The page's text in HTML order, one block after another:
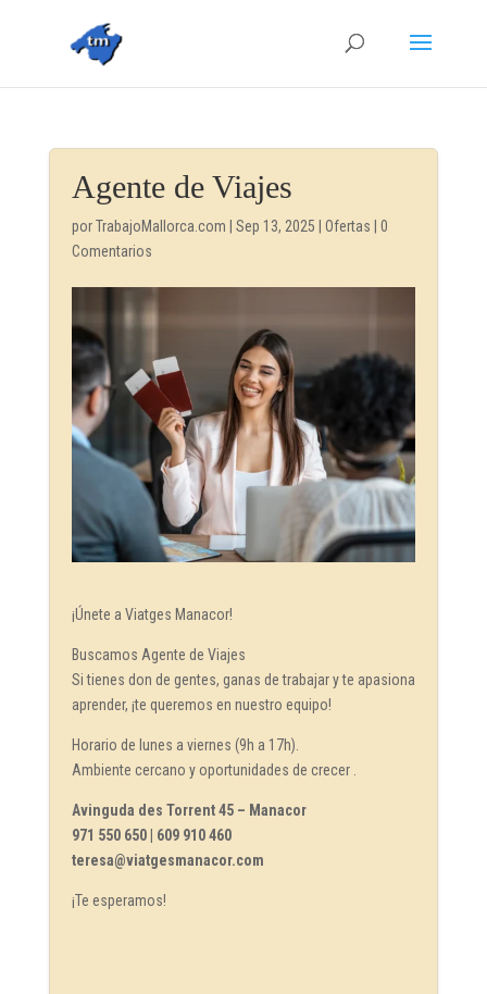
Agente de Viajes
porTrabajoMallorca.com Sep 13, 2025 Ofertas
0
Comentarios
¡Únete a Viatges Manacor!
Buscamos Agente de Viajes
Si tienes don de gentes, ganas de trabajar y te apasiona
aprender, ¡te queremos en nuestro equipo!
Horario de lunes a viernes (9h a 17h).
Ambiente cercano y oportunidades de crecer .
Avinguda des Torrent 45 – Manacor
971 550 650 | 609 910 460
teresa@viatgesmanacor.com
¡Te esperamos!